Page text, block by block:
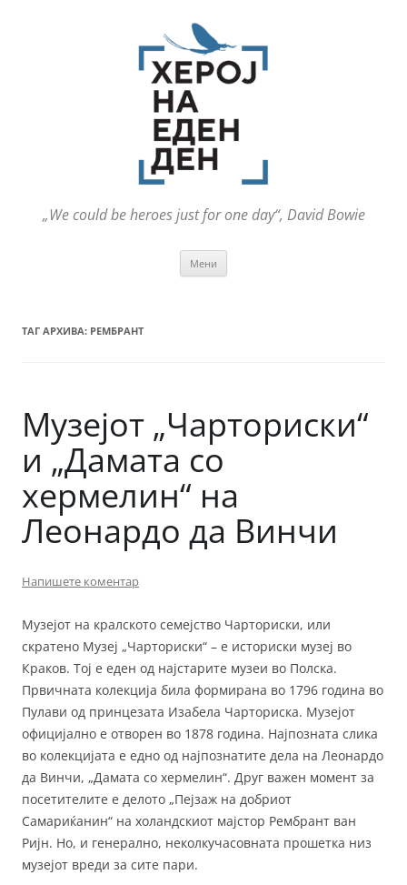
„We could be heroes just for one day“, David Bowie
Мени
ТАГ АРХИВА: РЕМБРАНТ
Музејот „Чарториски“
и „Дамата со
хермелин“ на
Леонардо да Винчи
Напишете коментар
Музејот на кралското семејство Чарториски, или
скратено Музеј „Чарториски“ – е историски музеј во
Краков. Тој е еден од најстарите музеи во Полска.
Првичната колекција била формирана во 1796 година во
Пулави од принцезата Изабела Чарториска. Музејот
официјално е отворен во 1878 година. Најпозната слика
во колекцијата е едно од најпознатите дела на Леонардо
да Винчи, „Дамата со хермелин“. Друг важен момент за
посетителите е делото „Пејзаж на добриот
Самариќанин“ на холандскиот мајстор Рембрант ван
Ријн. Но, и генерално, неколкучасовната прошетка низ
музејот вреди за сите пари.